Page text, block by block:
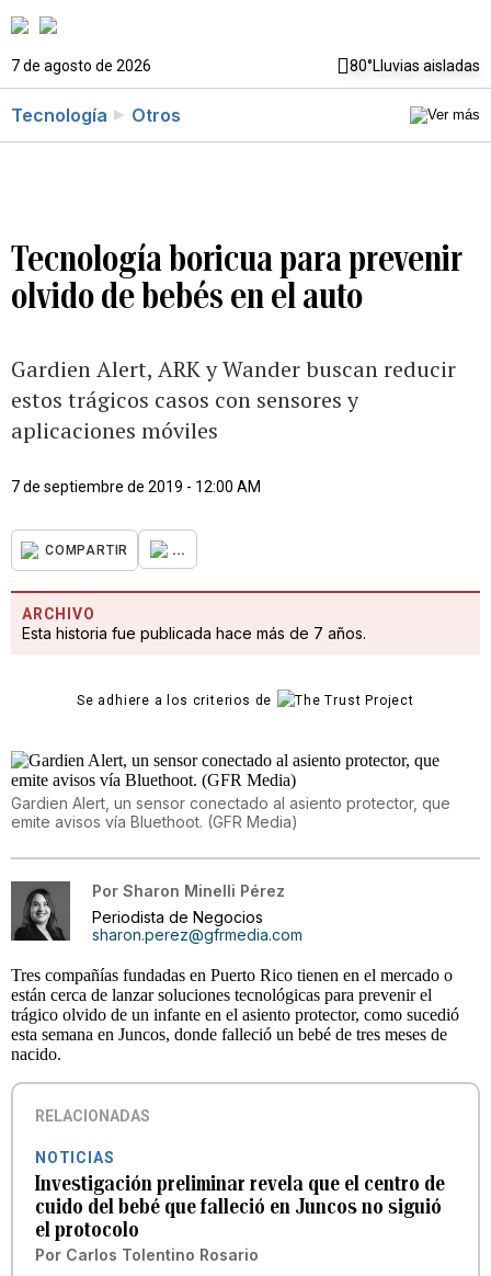
7 de agosto de 2026 80°Lluvias aisladas
Tecnología Otros
Tecnología boricua para prevenir
olvido de bebés en el auto
Gardien Alert, ARK y Wander buscan reducir
estos trágicos casos con sensores y
aplicaciones móviles
7 de septiembre de 2019 - 12:00 AM
COMPARTIR ...
ARCHIVO
Esta historia fue publicada hace más de 7 años.
Se adhiere a los criterios de
Gardien Alert, un sensor conectado al asiento protector, que
emite avisos vía Bluethoot. (GFR Media)
Por Sharon Minelli Pérez
Periodista de Negocios
sharon.perez@gfrmedia.com
Tres compañías fundadas en Puerto Rico tienen en el mercado o
están cerca de lanzar soluciones tecnológicas para prevenir el
trágico olvido de un infante en el asiento protector, como sucedió
esta semana en Juncos, donde falleció un bebé de tres meses de
nacido.
RELACIONADAS
NOTICIAS
Investigación preliminar revela que el centro de
cuido del bebé que falleció en Juncos no siguió
el protocolo
Por Carlos Tolentino Rosario